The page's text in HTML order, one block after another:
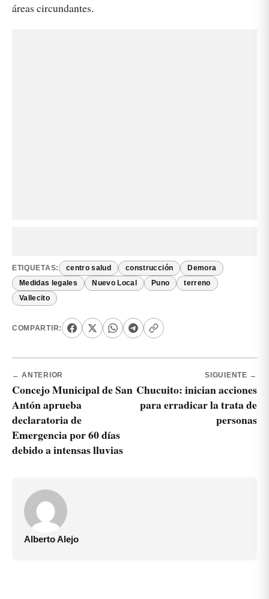
áreas circundantes.
ETIQUETAS: centro salud construcción Demora
Medidas legales Nuevo Local Puno terreno
Vallecito
COMPARTIR:
← ANTERIOR
Concejo Municipal de San
Antón aprueba
declaratoria de
Emergencia por 60 días
debido a intensas lluvias
SIGUIENTE →
Chucuito: inician acciones
para erradicar la trata de
personas
Alberto Alejo